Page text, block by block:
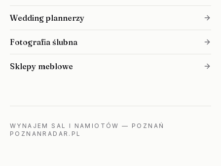
Wedding plannerzy
Fotografia ślubna
Sklepy meblowe
WYNAJEM SAL I NAMIOTÓW — POZNAŃ
POZNANRADAR.PL